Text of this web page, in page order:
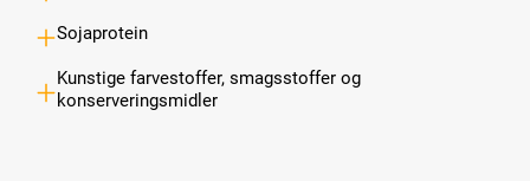
Sojaprotein
Kunstige farvestoffer, smagsstoffer og
konserveringsmidler